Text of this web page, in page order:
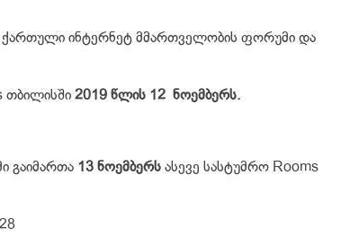
ქართული ინტერნეტ მმართველობის ფორუმი და
თბილისში 2019 წლის 12 ნოემბერს.
გაიმართა 13 ნოემბერს ასევე სასტუმრო Rooms